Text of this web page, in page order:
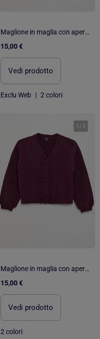
Maglione in maglia con apertura a nodi
15,00 €
Vedi prodotto
Exclu Web | 2 colori
1 / 3
Maglione in maglia con apertura a nodi
15,00 €
Vedi prodotto
2 colori